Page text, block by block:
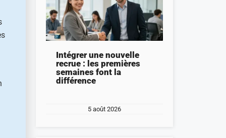
Intégrer une nouvelle
recrue : les premières
semaines font la
différence
5 août 2026